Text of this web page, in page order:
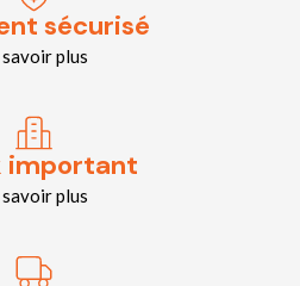
sécurisé
savoir plus
important
savoir plus